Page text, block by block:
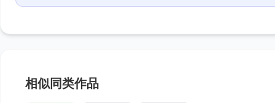
相似同类作品